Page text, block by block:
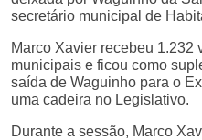
secretário municipal de
Marco Xavier recebeu 1.232
municipais e ficou como
saída de Waguinho para o
uma cadeira no Legislativo.
Durante a sessão, Marco